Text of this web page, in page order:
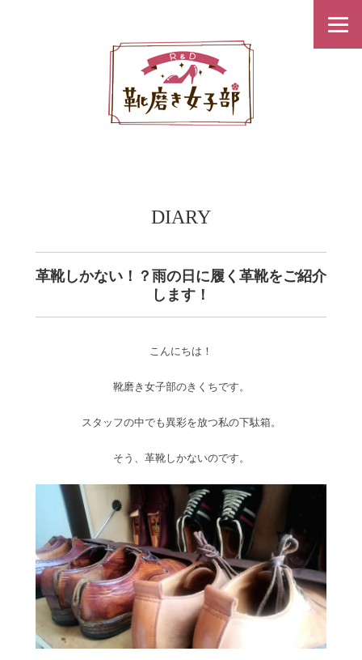
DIARY
革靴しかない！？雨の日に履く革靴をご紹介
します！
こんにちは！
靴磨き女子部のきくちです。
スタッフの中でも異彩を放つ私の下駄箱。
そう、革靴しかないのです。